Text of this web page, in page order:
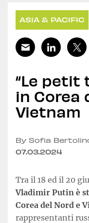
ASIA & PACIFIC
“Le petit
in Corea
Vietnam
By Sofia
07.03.2024
Tra il 18 ed il 20
Vladimir Putin è
Corea del Nord e
rappresentanti